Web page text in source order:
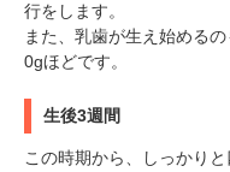
行をします。
また、乳歯が生え始める
0gほどです。
生後3週間
この時期から、しっかり